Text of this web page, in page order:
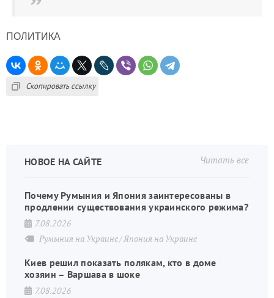
ПОЛИТИКА
Скопировать ссылку
Читать все
НОВОЕ НА САЙТЕ
Почему Румыния и Япония заинтересованы в
продлении существования украинского режима?
7.08.2026
Румыния на Украине Япония на Украине
Киев решил показать полякам, кто в доме
хозяин – Варшава в шоке
7.08.2026